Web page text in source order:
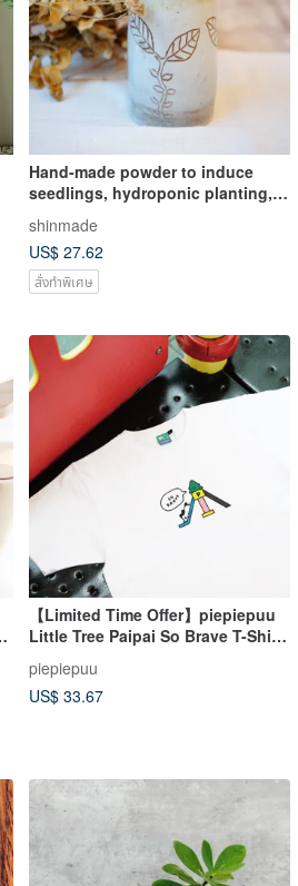
Hand-made powder to induce
seedlings, hydroponic planting,
shinmade
US$ 27.62
สั่งทำพิเศษ
【Limited Time Offer】piepiepuu
Little Tree Paipai So Brave T-Shirt
piepiepuu
US$ 33.67